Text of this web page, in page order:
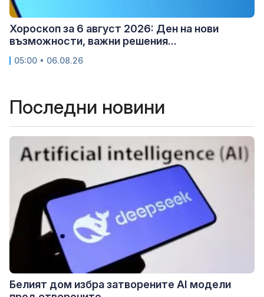
Хороскоп за 6 август 2026: Ден на нови
възможности, важни решения...
05:00 • 06.08.26
Последни новини
Белият дом избра затворените AI модели